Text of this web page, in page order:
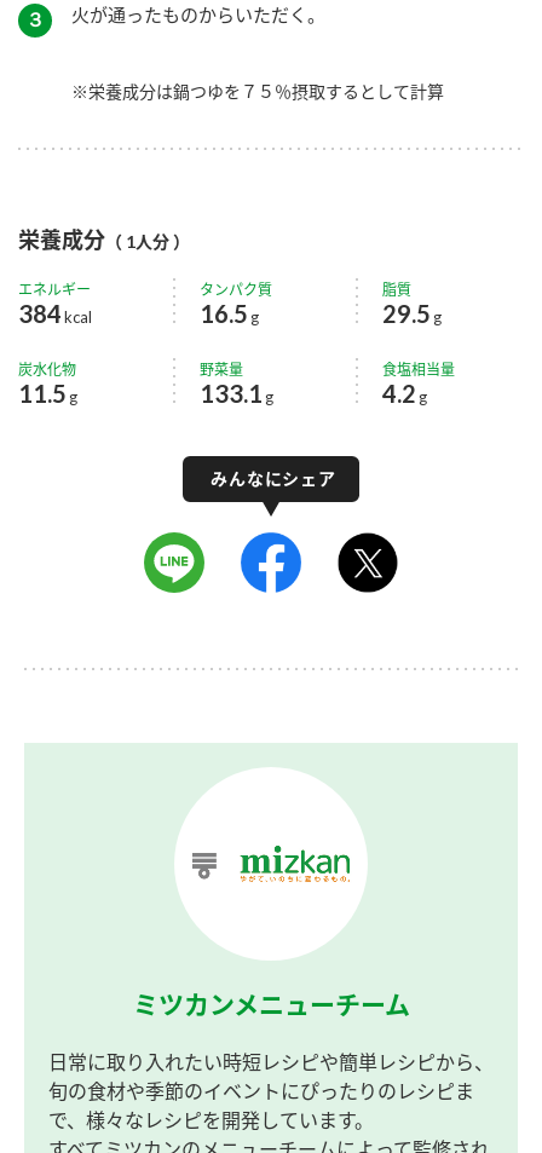
３ 火が通ったものからいただく。
※栄養成分は鍋つゆを７５％摂取するとして計算
栄養成分 （ 1人分 ）
エネルギー
384kcal
タンパク質
16.5 g
脂質
29.5 g
炭水化物
11.5 g
野菜量
133.1 g
食塩相当量
4.2 g
ミツカンメニューチーム
日常に取り入れたい時短レシピや簡単レシピから、
旬の食材や季節のイベントにぴったりのレシピま
で、様々なレシピを開発しています。